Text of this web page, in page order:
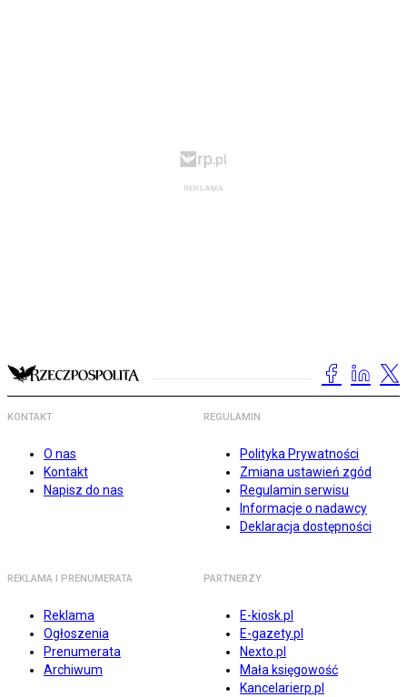
KONTAKT
O nas
Kontakt
Napisz do nas
REGULAMIN
Polityka Prywatności
Zmiana ustawień zgód
Regulamin serwisu
Informacje o nadawcy
Deklaracja dostępności
REKLAMA I PRENUMERATA
Reklama
Ogłoszenia
Prenumerata
Archiwum
PARTNERZY
E-kiosk.pl
E-gazety.pl
Nexto.pl
Mała księgowość
Kancelarierp.pl